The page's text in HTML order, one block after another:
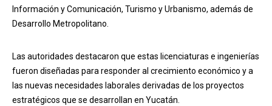
Información y Comunicación, Turismo y Urbanismo, además de
Desarrollo Metropolitano.
Las autoridades destacaron que estas licenciaturas e ingenierías
fueron diseñadas para responder al crecimiento económico y a
las nuevas necesidades laborales derivadas de los proyectos
estratégicos que se desarrollan en Yucatán.